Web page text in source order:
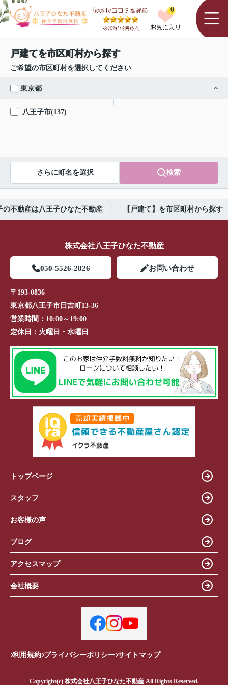
0
戸建てを市区町村から探す
ご希望の市区町村を選択してください
東京都
八王子市(137)
さらに町名を選択 検索
の不動産は八王子ひなた不動産 【戸建て】を市区町村から探す
株式会社八王子ひなた不動産
050-5526-2826 お問い合わせ
〒193-0836
東京都八王子市日吉町13-36
営業時間： 10:00～19:00
定休日： 火曜日・水曜日
トップページ
スタッフ
お客様の声
ブログ
アクセスマップ
会社概要
利用規約 プライバシーポリシー サイトマップ
Copyright(c) 株式会社八王子ひなた不動産 All Rights Reserved.